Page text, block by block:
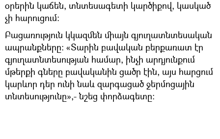
օրերին կաճեն, տնտեսագետի կարծիքով, կասկած
չի հարուցում։
Բացառություն կկազմեն միայն գյուղատնտեսական
ապրանքները։ «Տարին բավական բերքառատ էր
գյուղատնտեսության համար, ինչի արդյունքում
մթերքի գները բավականին ցածր էին, այս հարցում
կարևոր դեր ունի նաև զարգացած ջերմոցային
տնտեսությունը»,- նշեց փորձագետը։